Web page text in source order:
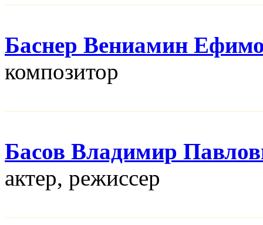
Баснер Вениамин
композитор
Басов Владимир
актер, режисcер